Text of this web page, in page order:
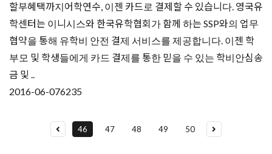
할부혜택까지어학연수, 이젠 카드로 결제할 수 있습니다. 영국유
학센터는 이니시스와 한국유학협회가 함께 하는 SSP와의 업무
협약을 통해 유학비 안전 결제 서비스를 제공합니다. 이젠 학
부모 및 학생들에게 카드 결제를 통한 믿을 수 있는 학비안심송
금 및 ..
2016-06-076235
46 47 48 49 50